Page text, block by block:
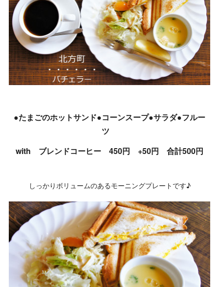
●たまごのホットサンド●コーンスープ●サラダ●フルー
ツ
with ブレンドコーヒー 450円 +50円 合計500円
しっかりボリュームのあるモーニングプレートです♪